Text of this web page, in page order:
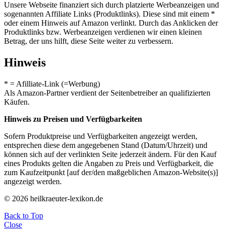
Unsere Webseite finanziert sich durch platzierte Werbeanzeigen und
sogenannten Affiliate Links (Produktlinks). Diese sind mit einem *
oder einem Hinweis auf Amazon verlinkt. Durch das Anklicken der
Produktlinks bzw. Werbeanzeigen verdienen wir einen kleinen
Betrag, der uns hilft, diese Seite weiter zu verbessern.
Hinweis
* = Afilliate-Link (=Werbung)
Als Amazon-Partner verdient der Seitenbetreiber an qualifizierten
Käufen.
Hinweis zu Preisen und Verfügbarkeiten
Sofern Produktpreise und Verfügbarkeiten angezeigt werden,
entsprechen diese dem angegebenen Stand (Datum/Uhrzeit) und
können sich auf der verlinkten Seite jederzeit ändern. Für den Kauf
eines Produkts gelten die Angaben zu Preis und Verfügbarkeit, die
zum Kaufzeitpunkt [auf der/den maßgeblichen Amazon-Website(s)]
angezeigt werden.
© 2026 heilkraeuter-lexikon.de
Back to Top
Close